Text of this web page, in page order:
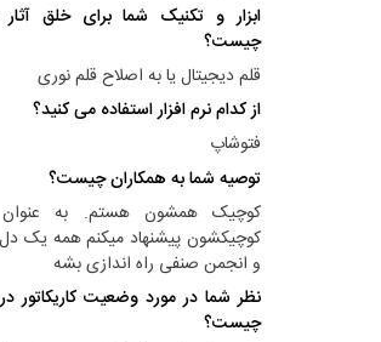
ابزار و تکنیک شما برای خلق
چیست؟
قلم دیجیتال یا به اصلاح قلم نوری
از کدام نرم افزار استفاده می کنید؟
فتوشاپ
توصیه شما به همکاران چیست؟
کوچیک همشون هستم. به عنوان
کوچیکشون پیشنهاد میکنم همه یک
و انجمن صنفی راه اندازی بشه
نظر شما در مورد وضعیت کاریکاتور
چیست؟